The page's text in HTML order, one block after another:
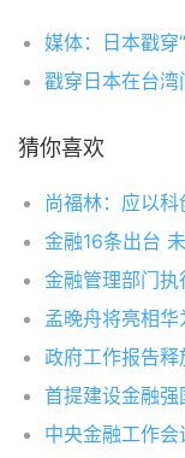
媒体：日本戳穿
戳穿日本在台湾
猜你喜欢
尚福林：应以
金融16条出台
金融管理部门
孟晚舟将亮相
政府工作报告
首提建设金融
中央金融工作